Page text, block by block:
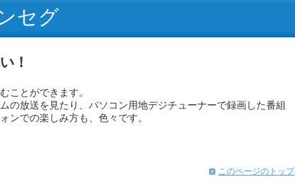
セグ
！
ことができます。
の放送を見たり、パソコン用地デジチューナーで録画した番組
ンでの楽しみ方も、色々です。
このページのトッ